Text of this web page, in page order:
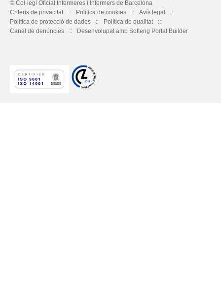
© Col·legi Oficial Infermeres i Infermers de Barcelona
Criteris de privacitat
Política de cookies
Avís legal
Política de protecció de dades
Política de qualitat
Canal de denúncies
Desenvolupat amb Softeng Portal Builder